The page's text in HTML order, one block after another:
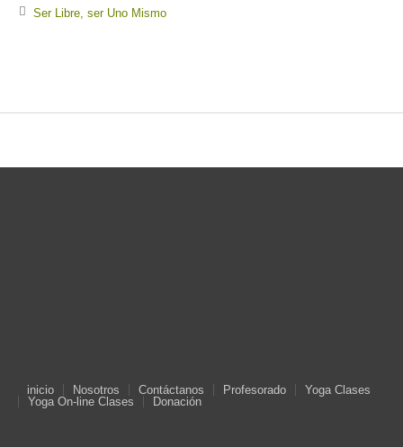
Ser Libre, ser Uno Mismo
inicio Nosotros Contáctanos Profesorado
Yoga Clases
Yoga On-line Clases
Donación